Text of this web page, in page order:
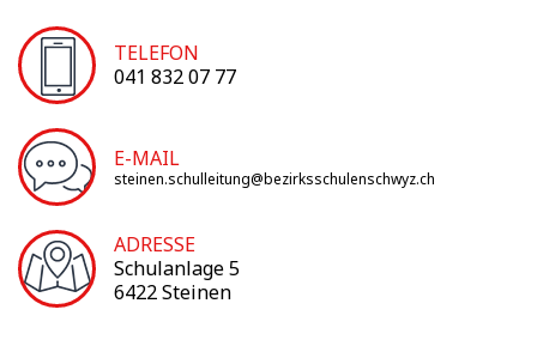
TELEFON
041 832 07 77
E-MAIL
steinen.schulleitung@bezirksschulenschwyz.ch
ADRESSE
Schulanlage 5
6422 Steinen